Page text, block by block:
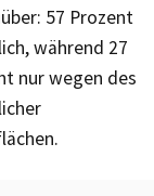
57 Prozent
während 27
nur wegen des